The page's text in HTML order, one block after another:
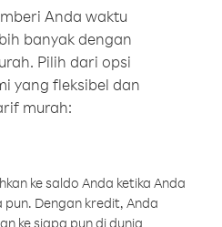
Anda waktu
banyak dengan
Pilih dari opsi
yang fleksibel dan
murah:
ke saldo Anda ketika Anda
Dengan kredit, Anda
ke siapa pun di dunia